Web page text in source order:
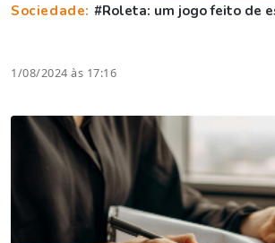
Sociedade: #Roleta: um jogo feito de
1/08/2024 às 17:16